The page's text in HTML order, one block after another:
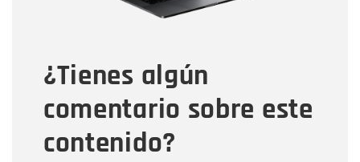
¿Tienes algún
comentario sobre este
contenido?
Tipo de comentario
Mensaje